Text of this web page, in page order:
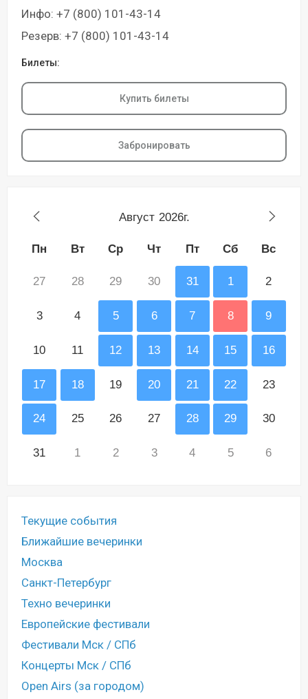
Инфо: +7 (800) 101-43-14
Резерв: +7 (800) 101-43-14
Билеты:
Купить билеты
Забронировать
Август 2026г.
Пн Вт Ср Чт Пт Сб Вс
27 28 29 30 31 1 2
3 4 5 6 7 8 9
10 11 12 13 14 15 16
17 18 19 20 21 22 23
24 25 26 27 28 29 30
31 1 2 3 4 5 6
Текущие события
Ближайшие вечеринки
Москва
Санкт-Петербург
Техно вечеринки
Европейские фестивали
Фестивали Мск / СПб
Концерты Мск / СПб
Open Airs (за городом)